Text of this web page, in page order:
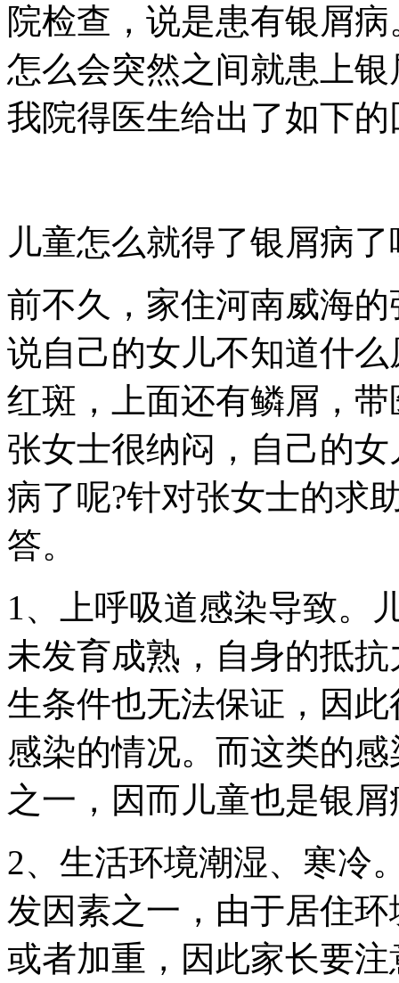
院检查，说是患有银屑
怎么会突然之间就患上
我院得医生给出了如下
儿童怎么就得了银屑病了
前不久，家住河南威海
说自己的女儿不知道什
红斑，上面还有鳞屑，
张女士很纳闷，自己的
病了呢?针对张女士的求
答。
1、上呼吸道感染导致。
未发育成熟，自身的抵
生条件也无法保证，因
感染的情况。而这类的
之一，因而儿童也是银
2、生活环境潮湿、寒冷
发因素之一，由于居住
或者加重，因此家长要